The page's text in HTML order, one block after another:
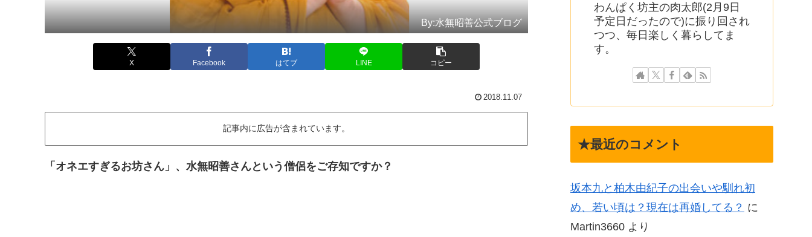
By:水無昭善公式ブログ
X Facebook はてブ LINE コピー
2018.11.07
記事内に広告が含まれています。
「オネエすぎるお坊さん」、水無昭善さんという僧侶をご存知ですか？
わんぱく坊主の肉太郎(2月9日
予定日だったので)に振り回され
つつ、毎日楽しく暮らしてま
す。
★最近のコメント
坂本九と柏木由紀子の出会いや馴れ初
め、若い頃は？現在は再婚してる？ に
Martin3660 より